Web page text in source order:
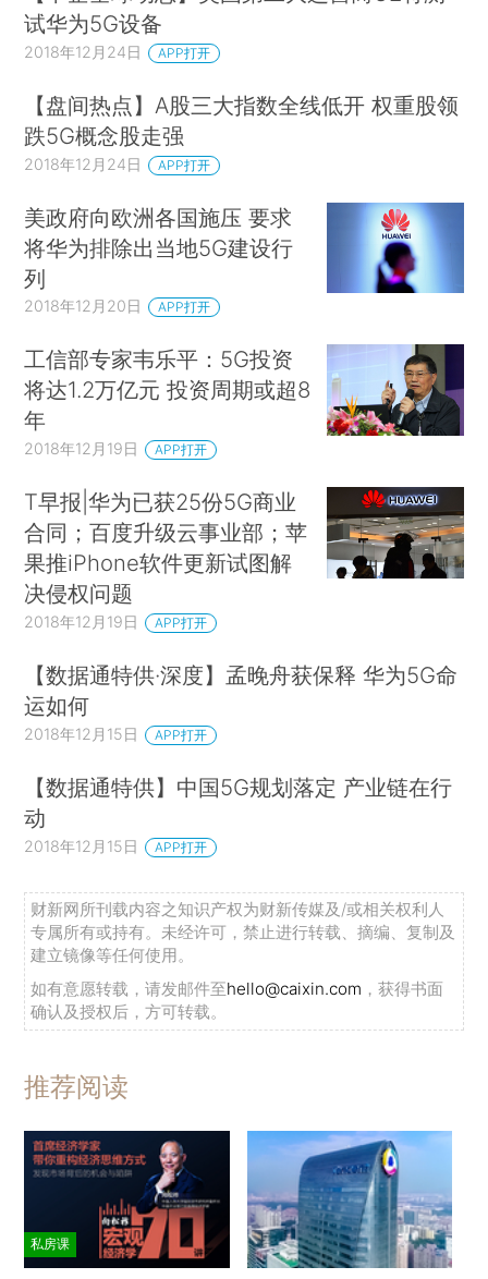
试华为5G设备
2018年12月24日 APP打开
【盘间热点】A股三大指数全线低开 权重股领
跌5G概念股走强
2018年12月24日 APP打开
美政府向欧洲各国施压 要求
将华为排除出当地5G建设行
列
2018年12月20日 APP打开
工信部专家韦乐平：5G投资
将达1.2万亿元 投资周期或超8
年
2018年12月19日 APP打开
T早报|华为已获25份5G商业
合同；百度升级云事业部；苹
果推iPhone软件更新试图解
决侵权问题
2018年12月19日 APP打开
【数据通特供·深度】孟晚舟获保释 华为5G命
运如何
2018年12月15日 APP打开
【数据通特供】中国5G规划落定 产业链在行
动
2018年12月15日 APP打开
财新网所刊载内容之知识产权为财新传媒及/或相关权利人
专属所有或持有。未经许可，禁止进行转载、摘编、复制及
建立镜像等任何使用。
如有意愿转载，请发邮件至hello@caixin.com ，获得书面
确认及授权后，方可转载。
推荐阅读
私房课